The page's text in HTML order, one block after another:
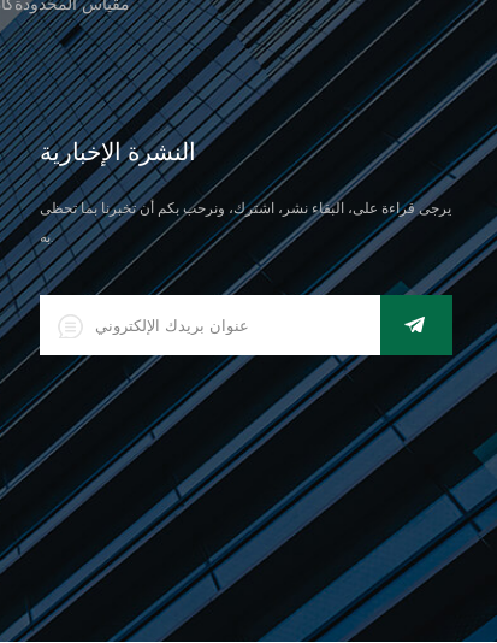
النشرة الإخبارية
يرجى قراءة على، البقاء نشر، اشترك، ونرحب بكم أن تخبرنا بما تحظى
به.